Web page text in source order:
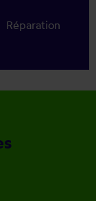
Réparation